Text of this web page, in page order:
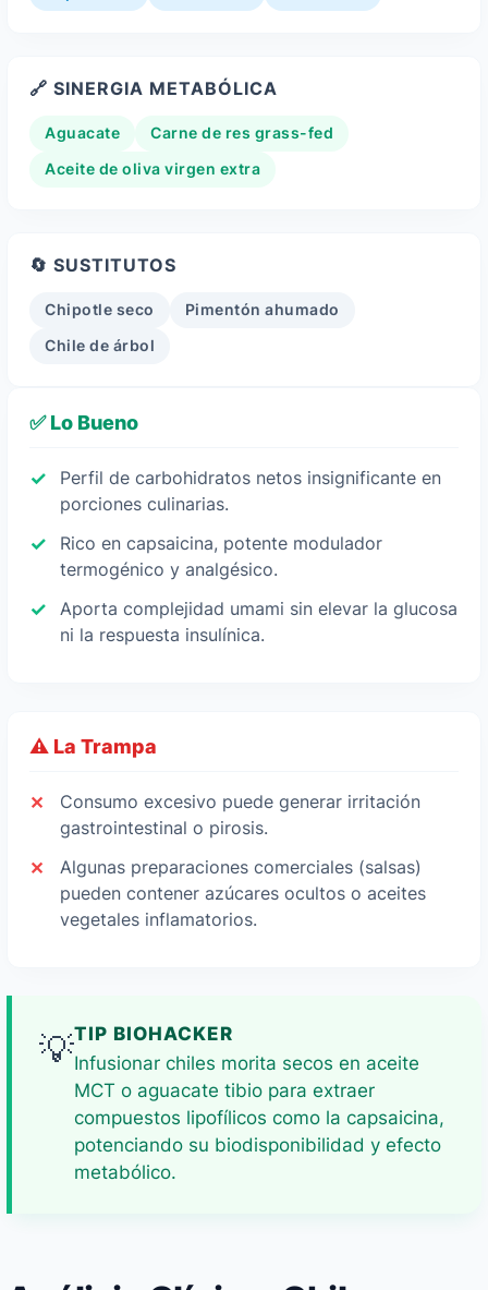
🔗 SINERGIA METABÓLICA
Aguacate Carne de res grass-fed
Aceite de oliva virgen extra
🔄 SUSTITUTOS
Chipotle seco Pimentón ahumado
Chile de árbol
✅ Lo Bueno
Perfil de carbohidratos netos insignificante en
porciones culinarias.
Rico en capsaicina, potente modulador
termogénico y analgésico.
Aporta complejidad umami sin elevar la glucosa
ni la respuesta insulínica.
⚠️ La Trampa
Consumo excesivo puede generar irritación
gastrointestinal o pirosis.
Algunas preparaciones comerciales (salsas)
pueden contener azúcares ocultos o aceites
vegetales inflamatorios.
💡TIP BIOHACKER
Infusionar chiles morita secos en aceite
MCT o aguacate tibio para extraer
compuestos lipofílicos como la capsaicina,
potenciando su biodisponibilidad y efecto
metabólico.